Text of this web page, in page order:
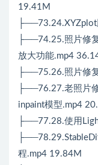
19.41M
├──73.24.XYZplot
├──74.25.照片修
放大功能.mp4
├──75.26.照片修
├──76.27.老照片
inpaint模型.mp4
├──77.28.使用
程.mp4 19.84M